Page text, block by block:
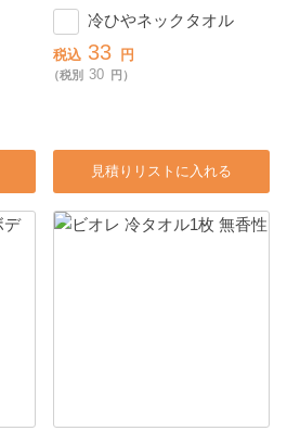
冷ひやネックタオル
税込 33 円
（税別 30 円）
見積りリストに入れる